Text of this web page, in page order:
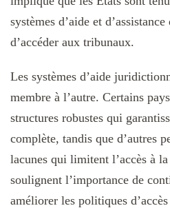
systèmes d’aide et
d’accéder aux tribunaux.
Les systèmes d’aide
membre à l’autre. Certains
structures robustes qui
complète, tandis que d’autres
lacunes qui limitent l’accès à
soulignent l’importance de
améliorer les politiques